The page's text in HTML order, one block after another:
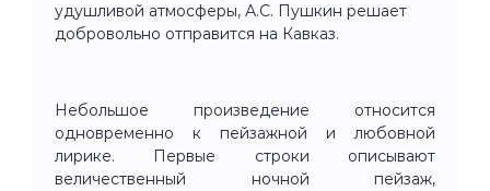
удушливой атмосферы, А.С. Пушкин решает
добровольно отправится на Кавказ.
Небольшое произведение относится
одновременно к пейзажной и любовной
лирике. Первые строки описывают
величественный ночной пейзаж,